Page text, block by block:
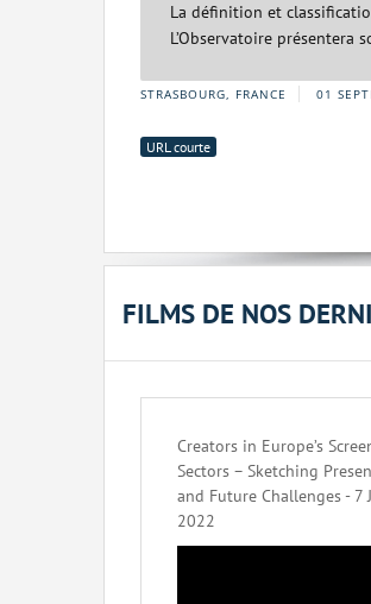
La définition et
L’Observatoire présentera
STRASBOURG, FRANCE 01
URL courte
FILMS DE NOS
Creators in Europe’s
Sectors – Sketching
and Future Challenges - 7
2022